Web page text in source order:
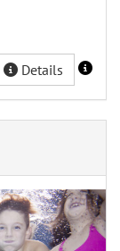
Details